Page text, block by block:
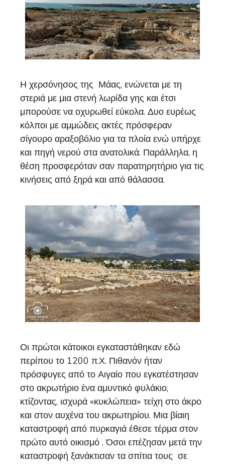
Η χερσόνησος της Μάας, ενώνεται με τη
στεριά με μια στενή λωρίδα γης και έτσι
μπορούσε να οχυρωθεί εύκολα. Δυο ευρέως
κόλποι με αμμώδεις ακτές πρόσφεραν
σίγουρο αραξοβόλιο για τα πλοία ενώ υπήρχε
και πηγή νερού στα ανατολικά. Παράλληλα, η
θέση προσφερόταν σαν παρατηρητήριο για τις
κινήσεις από ξηρά και από θάλασσα.
Οι πρώτοι κάτοικοι εγκαταστάθηκαν εδώ
περίπου το 1200 π.Χ. Πιθανόν ήταν
πρόσφυγες από το Αιγαίο που εγκατέστησαν
στο ακρωτήριο ένα αμυντικό φυλάκιο,
κτίζοντας, ισχυρά «κυκλώπεια» τείχη στο άκρο
και στον αυχένα του ακρωτηρίου. Μια βίαιη
καταστροφή από πυρκαγιά έθεσε τέρμα στον
πρώτο αυτό οικισμό . Όσοι επέζησαν μετά την
καταστροφή ξανάκτισαν τα σπίτια τους σε